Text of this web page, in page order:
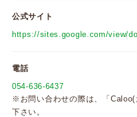
公式サイト
https://sites.google.com/view/
電話
054-636-6437
※お問い合わせの際は、「Caloo(
下さい。